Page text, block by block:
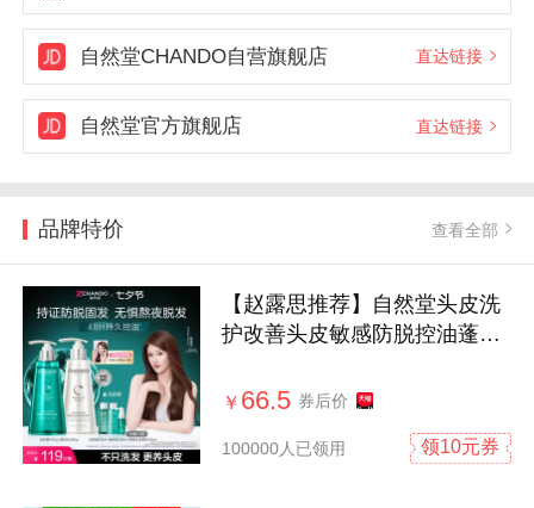
自然堂CHANDO自营旗舰店 直达链接
自然堂官方旗舰店 直达链接
品牌特价 查看全部
【赵露思推荐】自然堂头皮洗
护改善头皮敏感防脱控油蓬松
￥ 66.5 券后价
100000人已领用 领10元券